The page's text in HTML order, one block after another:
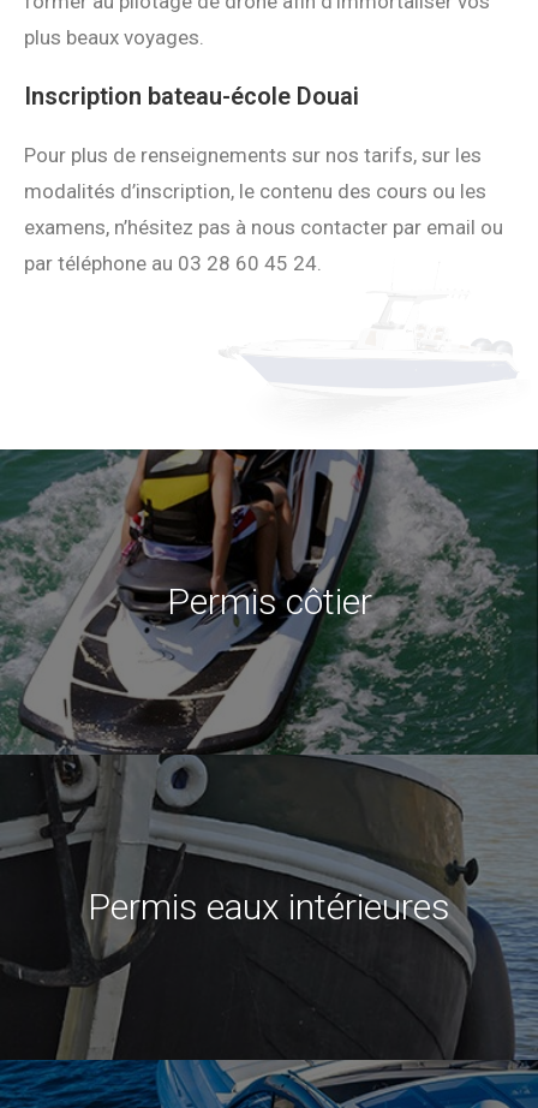
plus beaux voyages.
Inscription bateau-école Douai
Pour plus de renseignements sur nos tarifs, sur les
modalités d’inscription, le contenu des cours ou les
examens, n’hésitez pas à nous contacter par email ou
par téléphone au 03 28 60 45 24.
Permis côtier
Permis eaux intérieures